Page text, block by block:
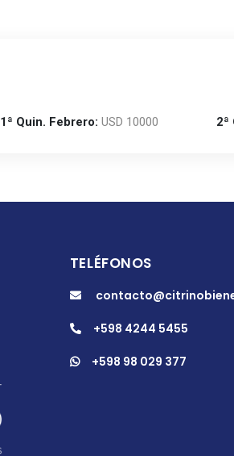
1ª Quin. Febrero: USD 10000 2ª
TELÉFONOS
+598 4244 5455
+598 98 029 377